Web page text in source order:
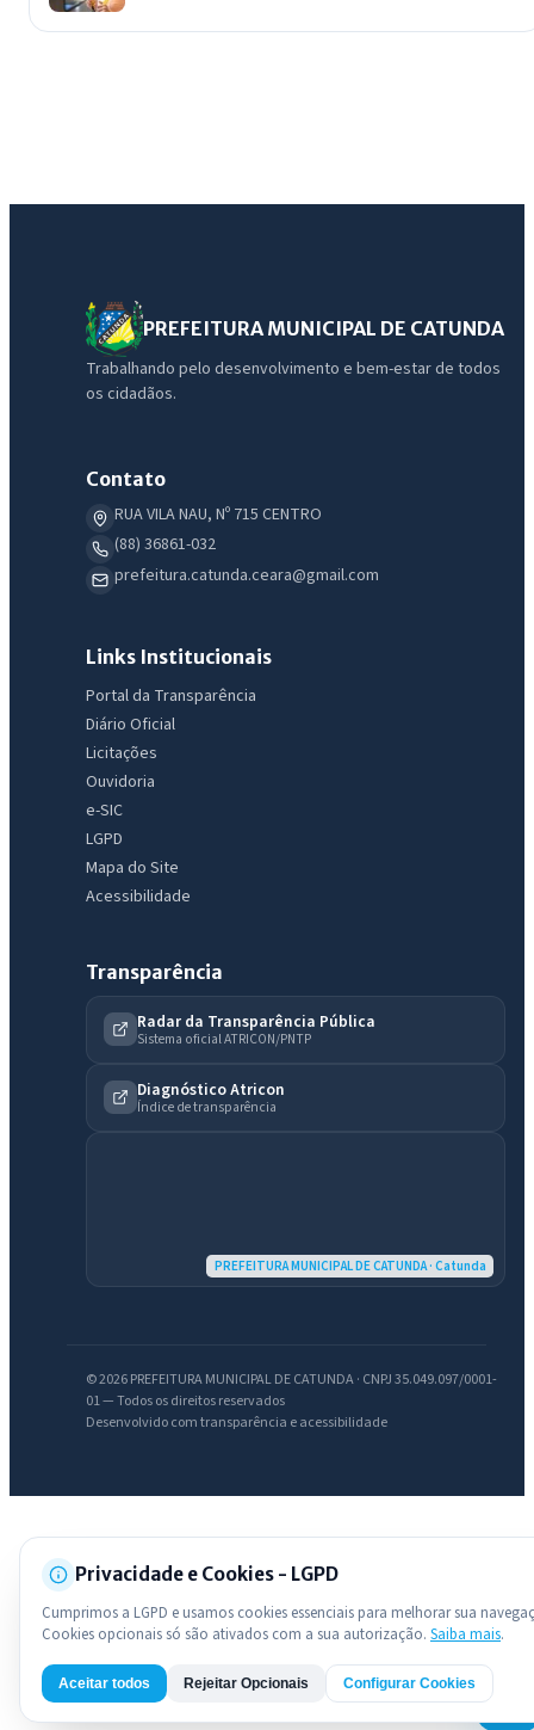
PREFEITURA MUNICIPAL DE CATUNDA
Trabalhando pelo desenvolvimento e bem-estar de todos
os cidadãos.
Contato
RUA VILA NAU, Nº 715 CENTRO
(88) 36861-032
prefeitura.catunda.ceara@gmail.com
Links Institucionais
Portal da Transparência
Diário Oficial
Licitações
Ouvidoria
e-SIC
LGPD
Mapa do Site
Acessibilidade
Transparência
Radar da Transparência Pública
Sistema oficial ATRICON/PNTP
Diagnóstico Atricon
Índice de transparência
PREFEITURA MUNICIPAL DE CATUNDA · Catunda
© 2026 PREFEITURA MUNICIPAL DE CATUNDA · CNPJ 35.049.097/0001-
01 — Todos os direitos reservados
Desenvolvido com transparência e acessibilidade
Privacidade e Cookies - LGPD
Cumprimos a LGPD e usamos cookies essenciais para melhorar sua
Cookies opcionais só são ativados com a sua autorização. Saiba mais.
Aceitar todos Rejeitar Opcionais Configurar Cookies
IntGest AI
Assistente do Portal